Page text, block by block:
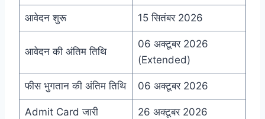
आवेदन शुरू 15 सितंबर 2026
आवेदन की अंतिम तिथि
06 अक्टूबर 2026
(Extended)
फीस भुगतान की अंतिम तिथि 06 अक्टूबर 2026
Admit Card जारी 26 अक्टूबर 2026